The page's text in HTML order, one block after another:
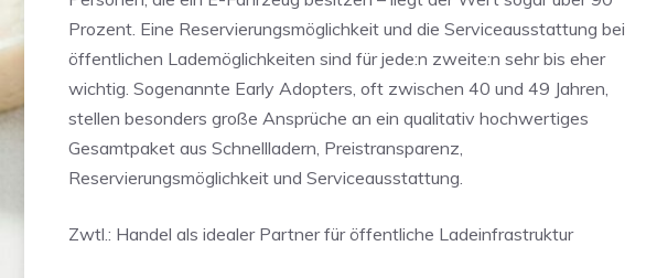
Prozent. Eine Reservierungsmöglichkeit und die Serviceausstattung bei
öffentlichen Lademöglichkeiten sind für jede:n zweite:n sehr bis eher
wichtig. Sogenannte Early Adopters, oft zwischen 40 und 49 Jahren,
stellen besonders große Ansprüche an ein qualitativ hochwertiges
Gesamtpaket aus Schnellladern, Preistransparenz,
Reservierungsmöglichkeit und Serviceausstattung.
Zwtl.: Handel als idealer Partner für öffentliche Ladeinfrastruktur